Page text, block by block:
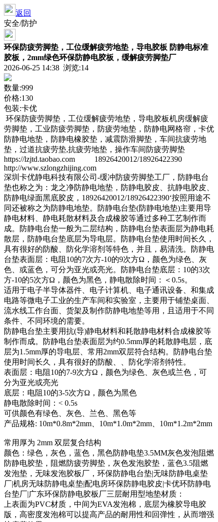
返回
安全/防护
环保防疲劳脚垫，工位缓解疲劳地垫，导电胶板 防静电标准
胶板，2mm绿色环保防静电胶板，缓解疲劳脚垫厂
2026-06-25 14:38 浏览:14
数量:999
价格:130
包装:卡优
环保防疲劳脚垫，工位缓解疲劳地垫，导电胶板机房缓解疲
劳脚垫，工业防疲劳脚垫，防疲劳地垫，防静电网格帘，卡优
防静电地垫，防静电橡胶垫，减震防滑脚垫，车间抗疲劳地
垫，过道抗疲劳垫,抗疲劳地垫，操作车间防疲劳脚垫
https://lzjtd.taobao.com 18926420012/18926422390
http://www.szlongzhijing.com
深圳卡优静电科技有限公司-缓冲防疲劳脚垫工厂，防静电台
垫也称之为：龙之净防静电地垫，防静电胶皮、抗静电胶皮、
防静电绿面黑底胶皮，18926420012/18926422390‘按照用途不
同还被称之为防静电地垫。防静电台垫(防静电地垫)主要用导
静电材料、静电耗散材料及合成橡胶等通过多种工艺制作而
成。防静电台垫一般为二层结构，防静电台垫表面层为静电耗
散层，防静电台垫底层为导电层。防静电台垫使用时间长久，
具有很好的防酸、防化学溶剂等特色，并且，易清洗。防静电
台垫表面层：电阻10的7次方-10的9次方Ω，颜色为绿色、灰
色、或蓝色，可分为亚光或亮光。防静电台垫底层：10的3次
方-10的5次方Ω，颜色为黑色，静电散除时间：＜0.5s。
适用于电子半导体器件、电子计算机、电子通讯设备、和集成
电路等微电子工业的生产车间和实验室，主要用于铺垫桌面、
流水线工作台面、货架及制作防静电地垫等用，且适用于不同
条件、不同环境的需要。
防静电台垫主要用抗(导)静电材料和耗散静电材料合成橡胶等
制作而成。防静电台垫表面层为约0.5mm厚的耗散静电层，底
层为1.5mm厚的导电层、常用2mm双层符合结构。防静电台垫
使用时间长久，具有很好的防酸、、防化学溶剂特性。
表面层：电阻10的7-9次方Ω，颜色为绿色、灰色或兰色，可
分为亚光或亮光
底层：电阻10的3-5次方Ω，颜色为黑色
静电散除时间：< 0.5s
可供颜色有绿色、灰色、兰色、黑色等
产品规格: 10m*0.8m*2mm、10m*1.0m*2mm、10m*1.2m*2mm
常用厚为 2mm 双层复合结构
颜色：绿色，灰色，蓝色，黑色防静电垫3.5MM灰色发泡阻燃
防静电胶垫，阻燃防疲劳脚垫，灰色发泡胶垫，蓝色3.5阻燃
发泡垫，无味发泡胶板厂，环保防静电台垫|无味防静电桌垫
厂|机房无味防静电桌垫|配电房环保防静电胶皮|卡优环防静电
台垫厂|广东环保防静电胶板厂三层耐用型地垫材质：
上表面为PVC材质，中间为EVA发泡棉，底层为橡胶导电胶
版，高密度发泡棉可以提高产品的耐用性和回弹性，从而增强